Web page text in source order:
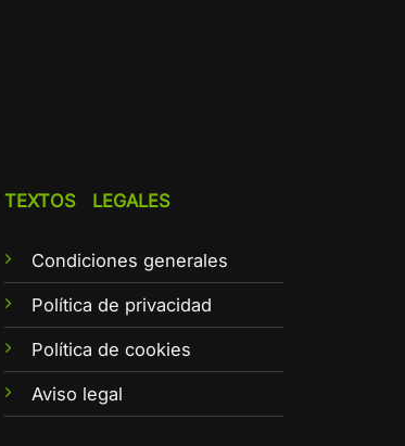
TEXTOS LEGALES
Condiciones generales
Política de privacidad
Política de cookies
Aviso legal